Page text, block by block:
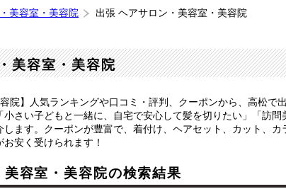
美容室・美容院 出張 ヘアサロン・美容室・美容院
美容室・美容院
院】人気ランキングや口コミ・評判、クーポンから、高松
さい子どもと一緒に、自宅で安心して髪を切りたい」「訪
ます。クーポンが豊富で、着付け、ヘアセット、カット、
安く受けられます！
容室・美容院の検索結果